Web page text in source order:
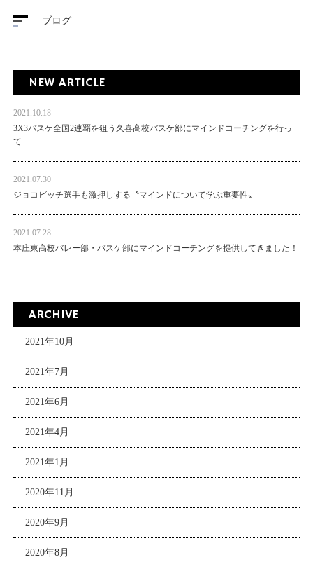
ブログ
NEW ARTICLE
2021.10.18
3X3バスケ全国2連覇を狙う久喜高校バスケ部にマインドコーチングを行っ
て…
2021.07.30
ジョコビッチ選手も激押しする〝マインドについて学ぶ重要性〟
2021.07.28
本庄東高校バレー部・バスケ部にマインドコーチングを提供してきました！
ARCHIVE
2021年10月
2021年7月
2021年6月
2021年4月
2021年1月
2020年11月
2020年9月
2020年8月